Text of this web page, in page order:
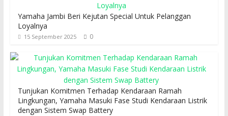
Yamaha Jambi Beri Kejutan Special Untuk Pelanggan
Loyalnya
15 September 2025 0
Tunjukan Komitmen Terhadap Kendaraan Ramah
Lingkungan, Yamaha Masuki Fase Studi Kendaraan Listrik
dengan Sistem Swap Battery